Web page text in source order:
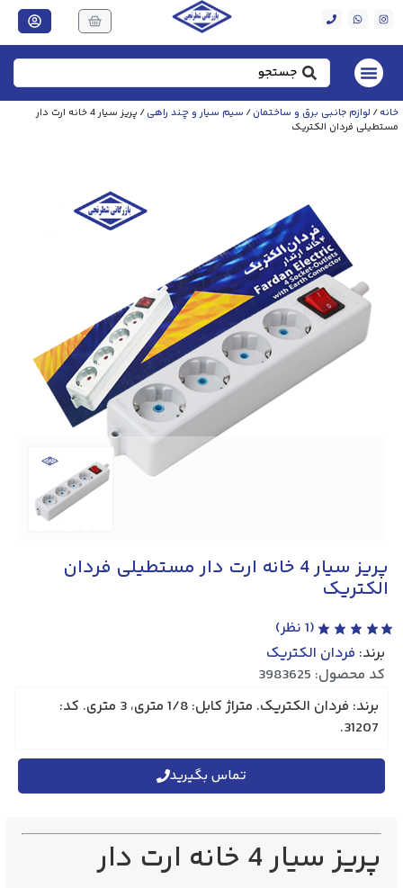
خانه/ لوازم جانبی برق و ساختمان/ سیم سیار و چند راهی
/ پریز سیار 4 خانه ارت دار
مستطیلی فردان الکتریک
پریز سیار 4 خانه ارت دار مستطیلی فردان
الکتریک
(
1 نظر)
برند: فردان الکتریک
کد محصول: 3983625
برند: فردان الکتریک. متراژ کابل: 1/8 متری، 3 متری. کد:
31207.
تماس بگیرید
پریز سیار 4 خانه ارت دار